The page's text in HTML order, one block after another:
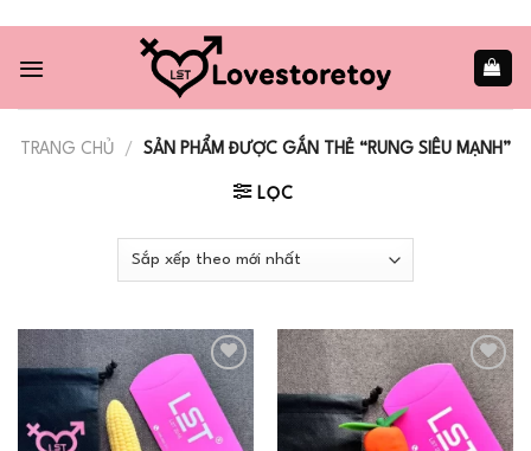
content
TRANG CHỦ / SẢN PHẨM ĐƯỢC GẮN THẺ “RUNG SIÊU MẠNH”
LỌC
Add to
wishlist
Add to
wishlist